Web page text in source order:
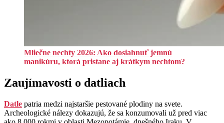
Mliečne nechty 2026: Ako dosiahnuť jemnú
manikúru, ktorá pristane aj krátkym nechtom?
Zaujímavosti o datliach
Datle patria medzi najstaršie pestované plodiny na svete.
Archeologické nálezy dokazujú, že sa konzumovali už pred viac